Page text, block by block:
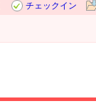
チェックイン